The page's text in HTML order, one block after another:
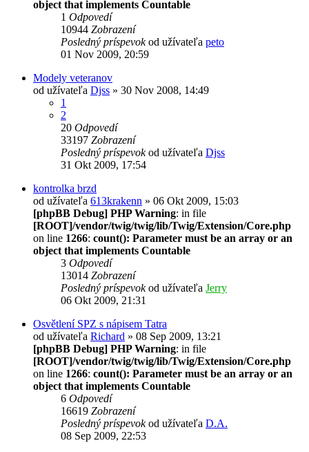
object that implements Countable
1 Odpovedí
10944 Zobrazení
Posledný príspevokod užívateľa peto
01 Nov 2009, 20:59
Modely veteranov
od užívateľa Djss » 30 Nov 2008, 14:49
1
2
20 Odpovedí
33197 Zobrazení
Posledný príspevokod užívateľa Djss
31 Okt 2009, 17:54
kontrolka brzd
od užívateľa 613krakenn » 06 Okt 2009, 15:03
[phpBB Debug] PHP Warning: in file
[ROOT]/vendor/twig/twig/lib/Twig/Extension/Core.php
on line 1266: count(): Parameter must be an array or an
object that implements Countable
3 Odpovedí
13014 Zobrazení
Posledný príspevokod užívateľa Jerry
06 Okt 2009, 21:31
Osvětlení SPZ s nápisem Tatra
od užívateľa Richard » 08 Sep 2009, 13:21
[phpBB Debug] PHP Warning: in file
[ROOT]/vendor/twig/twig/lib/Twig/Extension/Core.php
on line 1266: count(): Parameter must be an array or an
object that implements Countable
6 Odpovedí
16619 Zobrazení
Posledný príspevokod užívateľa D.A.
08 Sep 2009, 22:53